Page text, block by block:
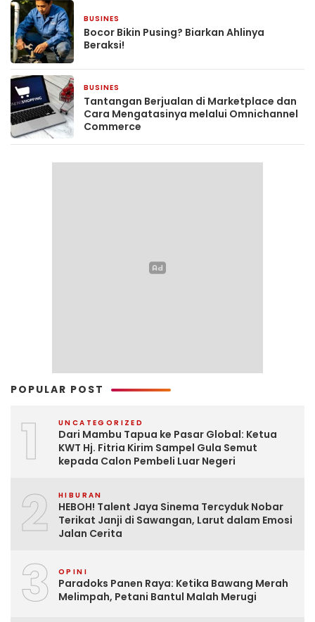
BUSINES
Bocor Bikin Pusing? Biarkan Ahlinya
Beraksi!
BUSINES
Tantangan Berjualan di Marketplace dan
Cara Mengatasinya melalui Omnichannel
Commerce
POPULAR POST
1 UNCATEGORIZED
Dari Mambu Tapua ke Pasar Global: Ketua
KWT Hj. Fitria Kirim Sampel Gula Semut
kepada Calon Pembeli Luar Negeri
2 HIBURAN
HEBOH! Talent Jaya Sinema Tercyduk Nobar
Terikat Janji di Sawangan, Larut dalam Emosi
Jalan Cerita
3 OPINI
Paradoks Panen Raya: Ketika Bawang Merah
Melimpah, Petani Bantul Malah Merugi